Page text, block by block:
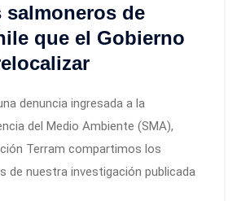
salmoneros de
que el Gobierno
denuncia ingresada a la
del Medio Ambiente (SMA),
Terram compartimos los
de nuestra investigación publicada